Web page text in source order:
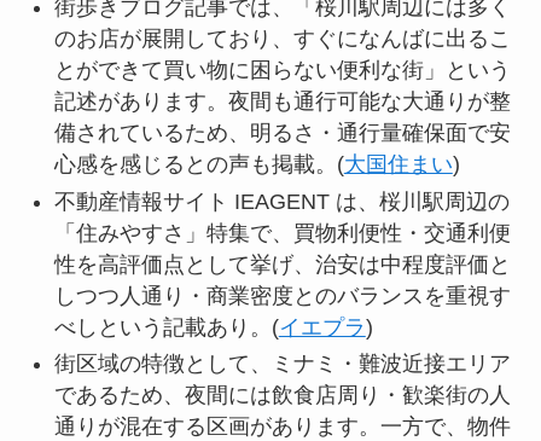
街歩きブログ記事では、「桜川駅周辺には多く
のお店が展開しており、すぐになんばに出るこ
とができて買い物に困らない便利な街」という
記述があります。夜間も通行可能な大通りが整
備されているため、明るさ・通行量確保面で安
心感を感じるとの声も掲載。(大国住まい)
不動産情報サイト IEAGENT は、桜川駅周辺の
「住みやすさ」特集で、買物利便性・交通利便
性を高評価点として挙げ、治安は中程度評価と
しつつ人通り・商業密度とのバランスを重視す
べしという記載あり。(イエプラ)
街区域の特徴として、ミナミ・難波近接エリア
であるため、夜間には飲食店周り・歓楽街の人
通りが混在する区画があります。一方で、物件